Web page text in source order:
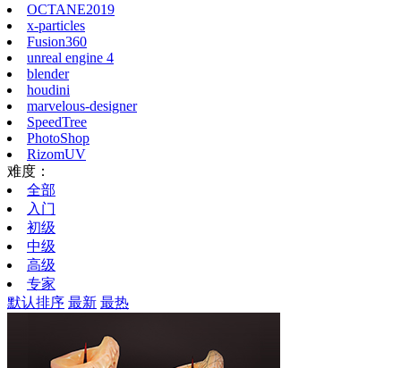
OCTANE2019
x-particles
Fusion360
unreal engine 4
blender
houdini
marvelous-designer
SpeedTree
PhotoShop
RizomUV
难度：
全部
入门
初级
中级
高级
专家
默认排序 最新 最热